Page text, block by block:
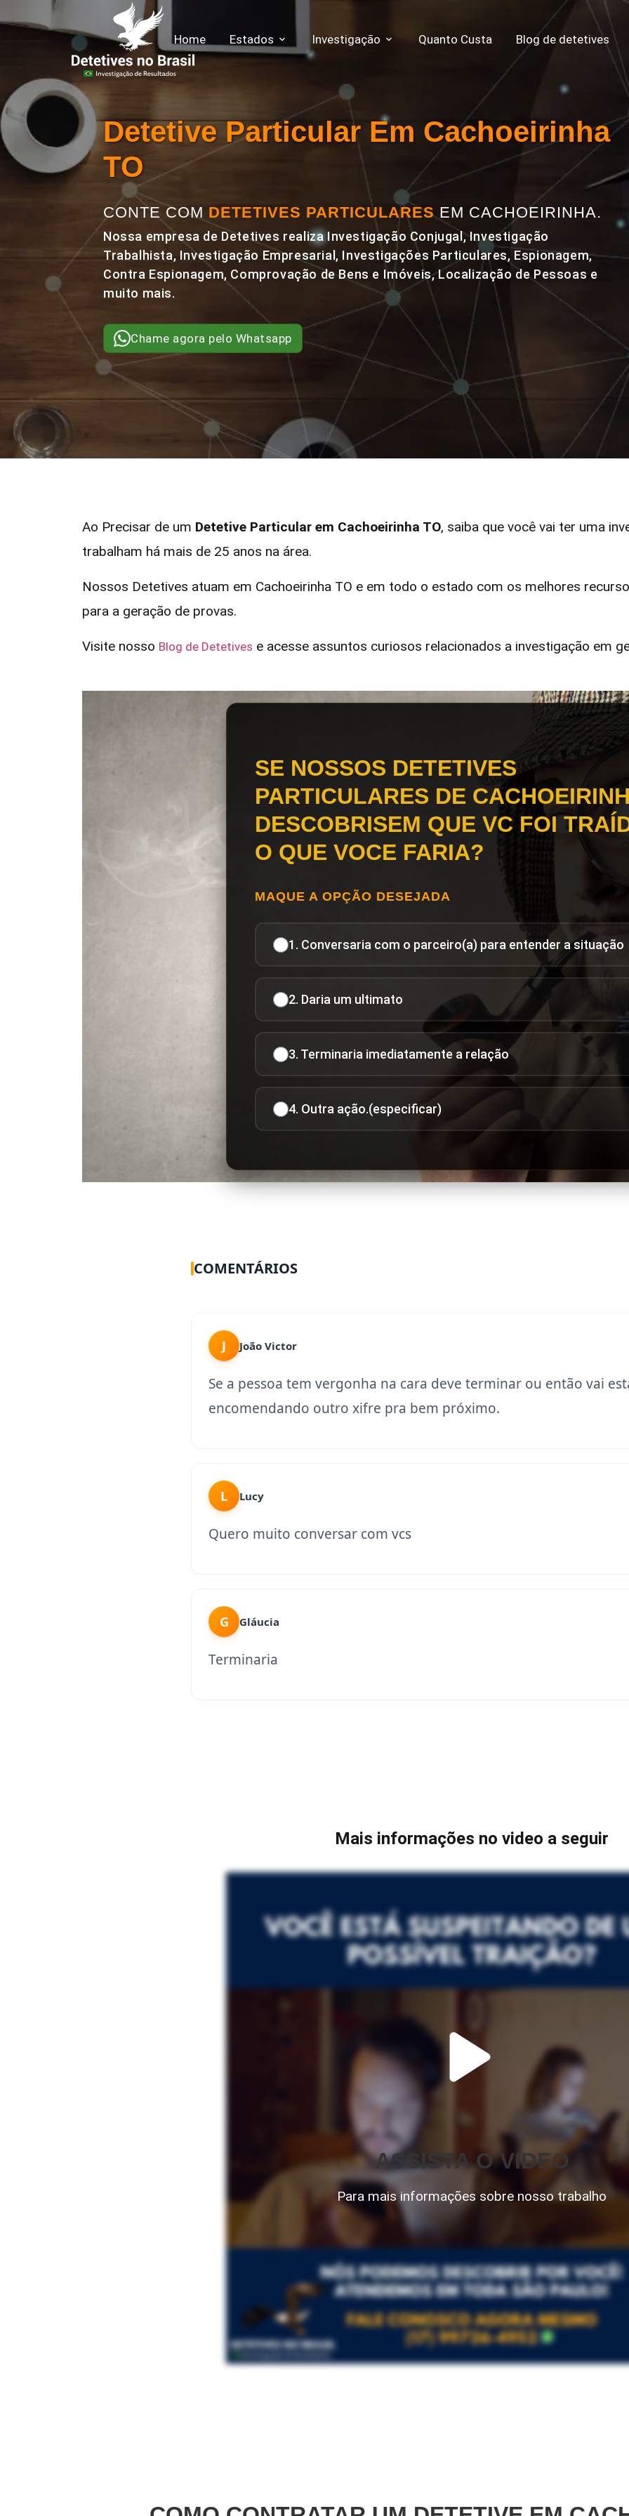
Home Estados Investigação Quanto Custa Blog de detetives
Detetive Particular Em Cachoeirinha
TO
CONTE COM DETETIVES PARTICULARESEM CACHOEIRINHA.
Nossa empresa de Detetives realiza Investigação Conjugal, Investigação
Trabalhista, Investigação Empresarial, Investigações Particulares, Espionagem,
Contra Espionagem, Comprovação de Bens e Imóveis, Localização de Pessoas e
muito mais.
Chame agora pelo Whatsapp
Ao Precisar de um Detetive Particular em Cachoeirinha TO, saiba que você vai ter uma
trabalham há mais de 25 anos na área.
Nossos Detetives atuam em Cachoeirinha TO e em todo o estado com os melhores
para a geração de provas.
Visite nosso Blog de Detetives e acesse assuntos curiosos relacionados a investigação em
SE NOSSOS DETETIVES
PARTICULARES DE
DESCOBRISEM QUE VC FOI
O QUE VOCE FARIA?
MAQUE A OPÇÃO DESEJADA
1. Conversaria com o parceiro(a) para entender a situação
2. Daria um ultimato
3. Terminaria imediatamente a relação
4. Outra ação.(especificar)
COMENTÁRIOS
J João Victor
Se a pessoa tem vergonha na cara deve terminar ou então vai
encomendando outro xifre pra bem próximo.
L Lucy
Quero muito conversar com vcs
G Gláucia
Terminaria
Mais informações no video a seguir
ASSISTA O VIDEO
Para mais informações sobre nosso trabalho